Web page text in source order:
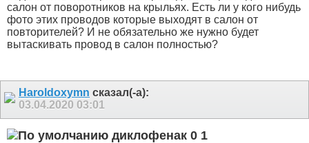
салон от поворотников на крыльях. Есть ли у кого нибудь
фото этих проводов которые выходят в салон от
повторителей? И не обязательно же нужно будет
вытаскивать провод в салон полностью?
Haroldoxymn сказал(-а):
03.04.2020 03:01
диклофенак 0 1